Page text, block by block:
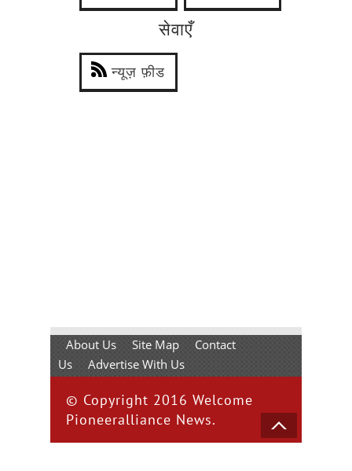
सेवाएँ
न्यूज़ फ़ीड
About Us Site Map
Contact
Us
Advertise With Us
© Copyright 2016 Welcome
Pioneeralliance News.